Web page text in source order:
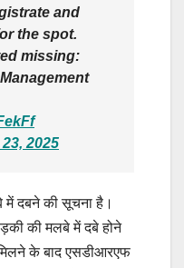
and
the spot.
missing:
2025
में दबने की सूचना है।
की मलबे में दबे होने
के बाद एसडीआरएफ